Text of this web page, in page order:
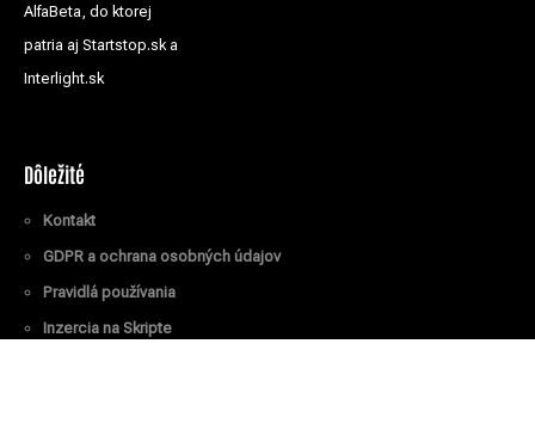
AlfaBeta, do ktorej
patria aj Startstop.sk a
Interlight.sk
Dôležité
Kontakt
GDPR a ochrana osobných údajov
Pravidlá používania
Inzercia na Skripte